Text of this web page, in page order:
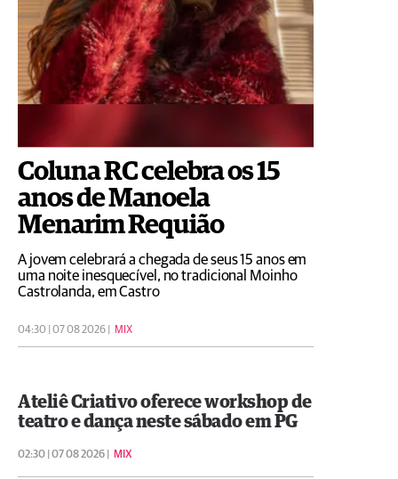
Coluna RC celebra os 15
anos de Manoela
Menarim Requião
A jovem celebrará a chegada de seus 15 anos em
uma noite inesquecível, no tradicional Moinho
Castrolanda, em Castro
04:30 | 07 08 2026 | MIX
Ateliê Criativo oferece workshop de
teatro e dança neste sábado em PG
02:30 | 07 08 2026 | MIX